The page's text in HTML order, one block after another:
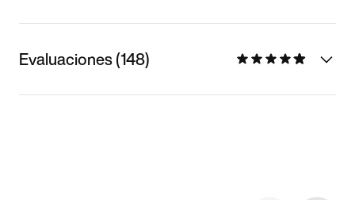
Evaluaciones (148)